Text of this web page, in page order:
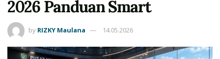
2026 Panduan Smart
by RIZKY Maulana 14.05.2026